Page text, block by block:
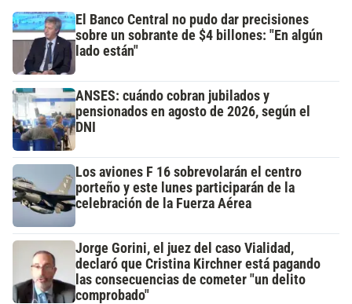
El Banco Central no pudo dar precisiones
sobre un sobrante de $4 billones: "En algún
lado están"
ANSES: cuándo cobran jubilados y
pensionados en agosto de 2026, según el
DNI
Los aviones F 16 sobrevolarán el centro
porteño y este lunes participarán de la
celebración de la Fuerza Aérea
Jorge Gorini, el juez del caso Vialidad,
declaró que Cristina Kirchner está pagando
las consecuencias de cometer "un delito
comprobado"